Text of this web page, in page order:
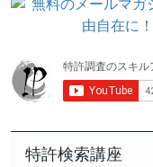
特許検索講座